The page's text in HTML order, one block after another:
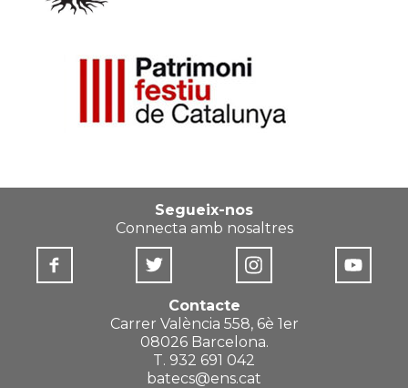
Segueix-nos
Connecta amb nosaltres
Contacte
Carrer València 558, 6è 1er
08026 Barcelona.
T. 932 691 042
batecs@ens.cat